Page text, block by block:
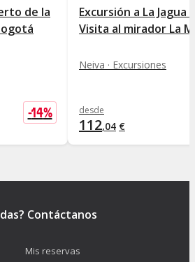
de la
-14%
Excursión a La Jagua
Visita al mirador La
Neiva · Excursiones
desde
112,04 €
Contáctanos
Mis reservas